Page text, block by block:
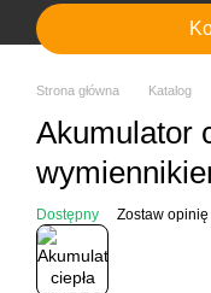
Strona główna Katalog
Akumulator
Dostępny Zostaw opinię